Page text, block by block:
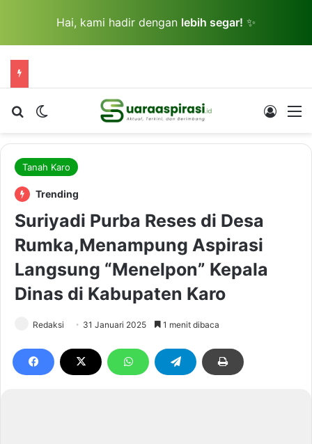
Hai, kami hadir dengan lebih segar! ✨
Cari berita...Switch skin Log In
Tanah Karo
Trending
Suriyadi Purba Reses di Desa
Rumka,Menampung Aspirasi
Langsung “Menelpon” Kepala
Dinas di Kabupaten Karo
Redaksi 31 Januari 2025 1 menit dibaca